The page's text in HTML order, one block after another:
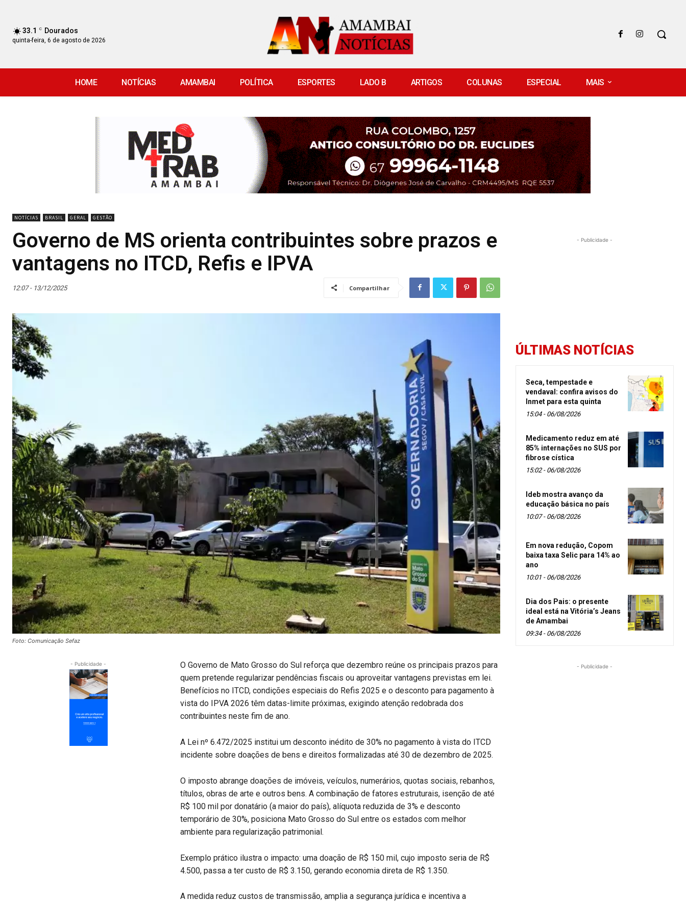
33.1 C Dourados
quinta-feira, 6 de agosto de 2026
HOME NOTÍCIAS AMAMBAI POLÍTICA ESPORTES LADO B ARTIGOS COLUNAS ESPECIAL MAIS
NOTÍCIAS BRASIL GERAL GESTÃO
Governo de MS orienta contribuintes sobre prazos e
vantagens no ITCD, Refis e IPVA
12:07 - 13/12/2025 Compartilhar
Foto: Comunicação Sefaz
- Publicidade -
O Governo de Mato Grosso do Sul reforça que dezembro reúne os principais prazos para
quem pretende regularizar pendências fiscais ou aproveitar vantagens previstas em lei.
Benefícios no ITCD, condições especiais do Refis 2025 e o desconto para pagamento à
vista do IPVA 2026 têm datas-limite próximas, exigindo atenção redobrada dos
contribuintes neste fim de ano.
A Lei nº 6.472/2025 institui um desconto inédito de 30% no pagamento à vista do ITCD
incidente sobre doações de bens e direitos formalizadas até 30 de dezembro de 2025.
O imposto abrange doações de imóveis, veículos, numerários, quotas sociais, rebanhos,
títulos, obras de arte e outros bens. A combinação de fatores estruturais, isenção de até
R$ 100 mil por donatário (a maior do país), alíquota reduzida de 3% e desconto
temporário de 30%, posiciona Mato Grosso do Sul entre os estados com melhor
ambiente para regularização patrimonial.
Exemplo prático ilustra o impacto: uma doação de R$ 150 mil, cujo imposto seria de R$
4.500, passa a ter custo de R$ 3.150, gerando economia direta de R$ 1.350.
A medida reduz custos de transmissão, amplia a segurança jurídica e incentiva a
- Publicidade -
ÚLTIMAS NOTÍCIAS
Seca, tempestade e
vendaval: confira avisos do
Inmet para esta quinta
15:04 - 06/08/2026
Medicamento reduz em até
85% internações no SUS por
fibrose cística
15:02 - 06/08/2026
Ideb mostra avanço da
educação básica no país
10:07 - 06/08/2026
Em nova redução, Copom
baixa taxa Selic para 14% ao
ano
10:01 - 06/08/2026
Dia dos Pais: o presente
ideal está na Vitória’s Jeans
de Amambai
09:34 - 06/08/2026
- Publicidade -